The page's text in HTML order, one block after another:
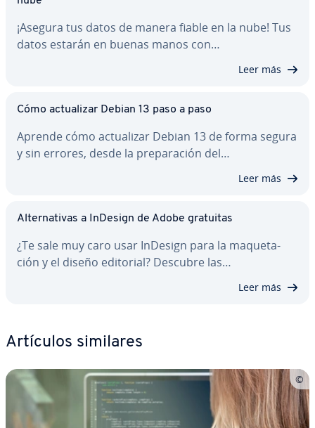
¡Asegura tus datos de manera fiable en la nube! Tus
datos estarán en buenas manos con…
Leer más
Cómo ac­tua­li­zar Debian 13 paso a paso
Aprende cómo ac­tua­li­zar Debian 13 de forma segura
y sin errores, desde la pre­pa­ra­ción del…
Leer más
Al­te­r­na­ti­vas a InDesign de Adobe gratuitas
¿Te sale muy caro usar InDesign para la ma­que­ta­
ción y el diseño editorial? Descubre las…
Leer más
Artículos similares